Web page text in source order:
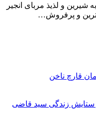
شیرین و لذیذ مربای انجیر
ترین و پرفروش…
قارچ ناخن
ستایش زندگی سید قاضی